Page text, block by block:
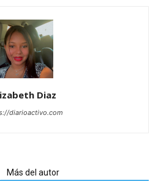
Diaz
diarioactivo.com
Más del autor